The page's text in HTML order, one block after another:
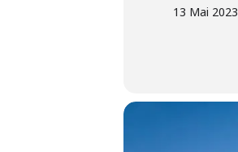
13 Mai 2023